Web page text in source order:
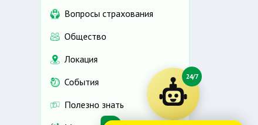
Вопросы страхования
Общество
Локация
События
Полезно знать
24/7